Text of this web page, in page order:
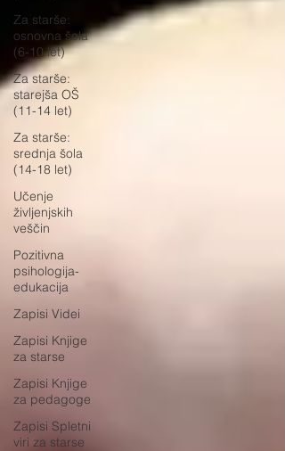
Za starše:
osnovna šola
(6-10 let)
Za starše:
starejša OŠ
(11-14 let)
Za starše:
srednja šola
(14-18 let)
Učenje
življenjskih
veščin
Pozitivna
psihologija-
edukacija
Zapisi Videi
Zapisi Knjige
za starse
Zapisi Knjige
za pedagoge
Zapisi Spletni
viri za starse